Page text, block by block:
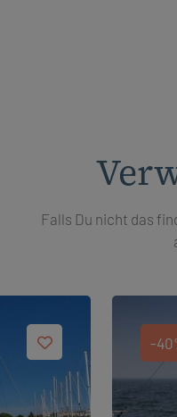
Falls Du nicht das
-